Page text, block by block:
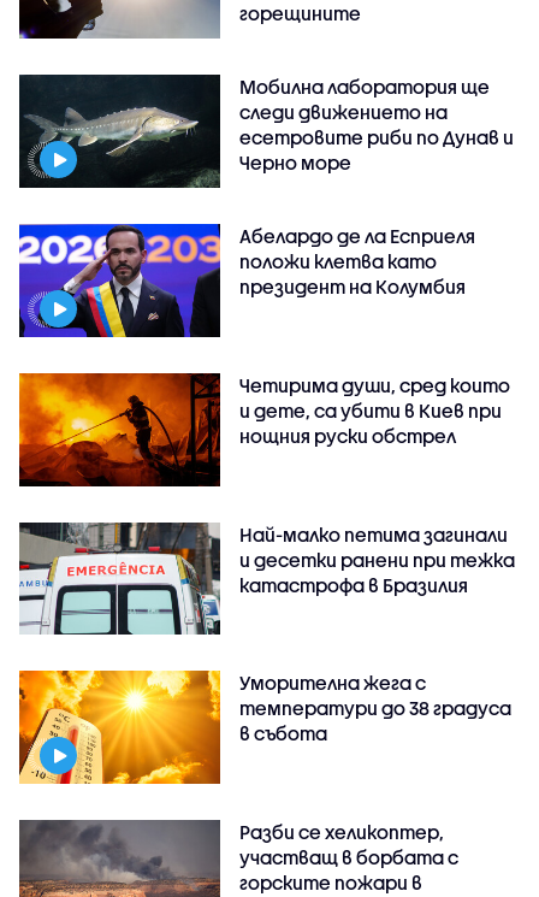
горещините
Мобилна лаборатория ще
следи движението на
есетровите риби по Дунав и
Черно море
Абелардо де ла Есприеля
положи клетва като
президент на Колумбия
Четирима души, сред които
и дете, са убити в Киев при
нощния руски обстрел
Най-малко петима загинали
и десетки ранени при тежка
катастрофа в Бразилия
Уморителна жега с
температури до 38 градуса
в събота
Разби се хеликоптер,
участващ в борбата с
горските пожари в